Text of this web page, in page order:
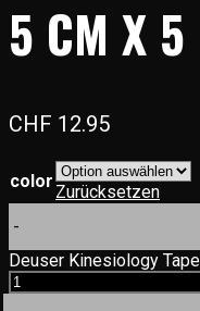
5 CM X 5
CHF 12.95
color
Zurücksetzen
-
Deuser Kinesiology